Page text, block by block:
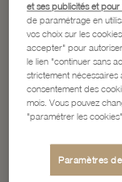
et ses publicités et pour
de paramétrage en
vos choix sur les
accepter" pour
le lien "continuer sans
strictement
consentement des
mois. Vous pouvez
"paramétrer les
Paramètres